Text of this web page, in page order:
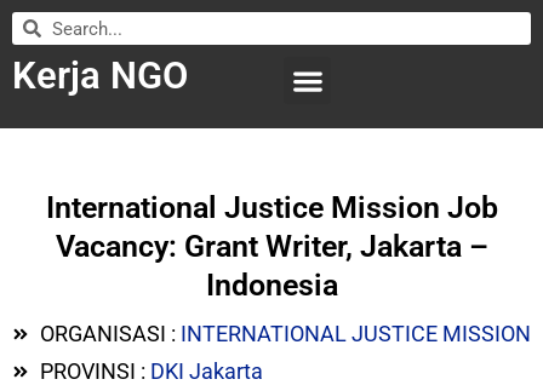
Kerja NGO
International Justice Mission Job
Vacancy: Grant Writer, Jakarta –
Indonesia
ORGANISASI : INTERNATIONAL JUSTICE MISSION
PROVINSI : DKI Jakarta